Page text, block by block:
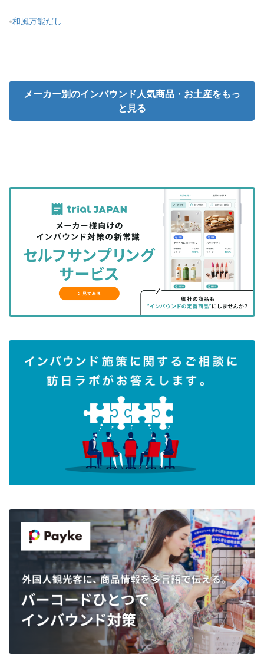
和風万能だし
メーカー別のインバウンド人気商品・お土産をもっ
と見る